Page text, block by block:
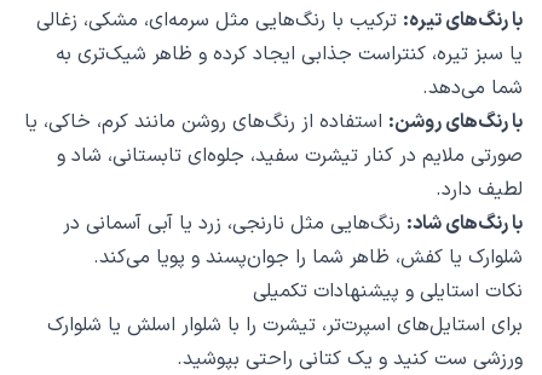
با رنگ‌های تیره: ترکیب با رنگ‌هایی مثل سرمه‌ای، مشکی، زغالی
یا سبز تیره، کنتراست جذابی ایجاد کرده و ظاهر شیک‌تری به
شما می‌دهد.
با رنگ‌های روشن: استفاده از رنگ‌های روشن مانند کرم، خاکی، یا
صورتی ملایم در کنار تیشرت سفید، جلوه‌ای تابستانی، شاد و
لطیف دارد.
با رنگ‌های شاد: رنگ‌هایی مثل نارنجی، زرد یا آبی آسمانی در
شلوارک یا کفش، ظاهر شما را جوان‌پسند و پویا می‌کند.
نکات استایلی و پیشنهادات تکمیلی
برای استایل‌های اسپرت‌تر، تیشرت را با شلوار اسلش یا شلوارک
ورزشی ست کنید و یک کتانی راحتی بپوشید.